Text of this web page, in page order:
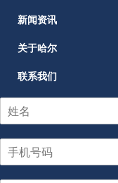
新闻资讯
关于哈尔
联系我们